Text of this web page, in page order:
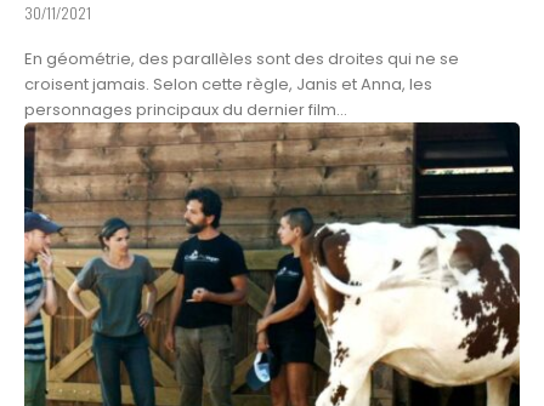
30/11/2021
En géométrie, des parallèles sont des droites qui ne se
croisent jamais. Selon cette règle, Janis et Anna, les
personnages principaux du dernier film...